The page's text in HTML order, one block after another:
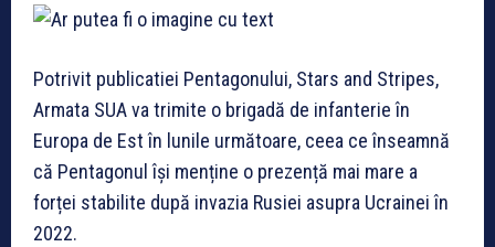
Potrivit publicatiei Pentagonului, Stars and Stripes,
Armata SUA va trimite o brigadă de infanterie în
Europa de Est în lunile următoare, ceea ce înseamnă
că Pentagonul își menține o prezență mai mare a
forței stabilite după invazia Rusiei asupra Ucrainei în
2022.